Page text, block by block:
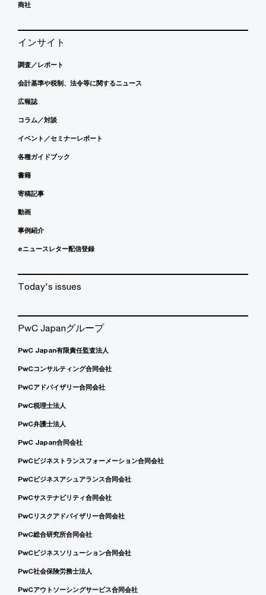
商社
インサイト
調査／レポート
会計基準や税制、法令等に関するニュース
広報誌
コラム／対談
イベント／セミナーレポート
各種ガイドブック
書籍
寄稿記事
動画
事例紹介
eニュースレター配信登録
Today's issues
PwC Japanグループ
PwC Japan有限責任監査法人
PwCコンサルティング合同会社
PwCアドバイザリー合同会社
PwC税理士法人
PwC弁護士法人
PwC Japan合同会社
PwCビジネストランスフォーメーション合同会社
PwCビジネスアシュアランス合同会社
PwCサステナビリティ合同会社
PwCリスクアドバイザリー合同会社
PwC総合研究所合同会社
PwCビジネスソリューション合同会社
PwC社会保険労務士法人
PwCアウトソーシングサービス合同会社